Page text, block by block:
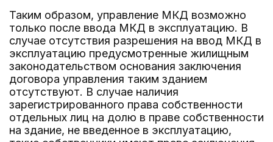
Таким образом, управление МКД возможно
только после ввода МКД в эксплуатацию. В
случае отсутствия разрешения на ввод МКД в
эксплуатацию предусмотренные жилищным
законодательством основания заключения
договора управления таким зданием
отсутствуют. В случае наличия
зарегистрированного права собственности
отдельных лиц на долю в праве собственности
на здание, не введенное в эксплуатацию,